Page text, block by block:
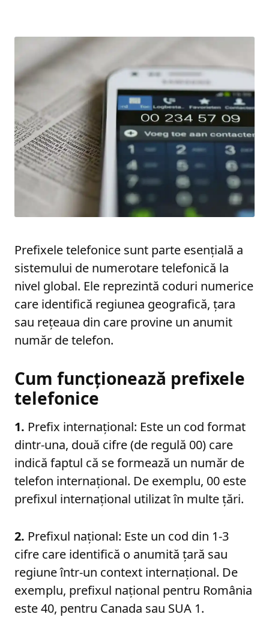
Prefixele telefonice sunt parte esențială a
sistemului de numerotare telefonică la
nivel global. Ele reprezintă coduri numerice
care identifică regiunea geografică, țara
sau rețeaua din care provine un anumit
număr de telefon.
Cum funcționează prefixele
telefonice
1. Prefix internațional: Este un cod format
dintr-una, două cifre (de regulă 00) care
indică faptul că se formează un număr de
telefon internațional. De exemplu, 00 este
prefixul internațional utilizat în multe țări.
2. Prefixul național: Este un cod din 1-3
cifre care identifică o anumită țară sau
regiune într-un context internațional. De
exemplu, prefixul național pentru România
este 40, pentru Canada sau SUA 1.